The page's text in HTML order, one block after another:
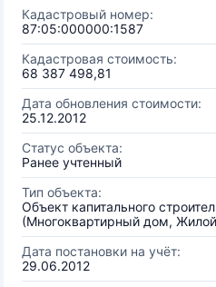
Кадастровый номер:
87:05:000000:1587
Кадастровая стоимость:
68 387 498,81
Дата обновления стоимости:
25.12.2012
Статус объекта:
Ранее учтенный
Тип объекта:
Объект капитального
(Многоквартирный дом,
Дата постановки на учёт:
29.06.2012